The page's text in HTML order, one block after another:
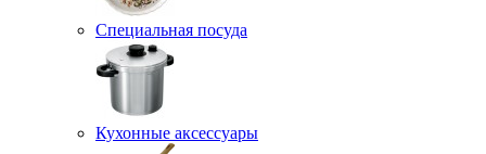
Специальная посуда
Кухонные аксессуары